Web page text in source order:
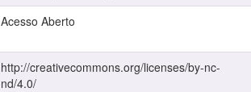
Acesso Aberto
http://creativecommons.org/licenses/by-nc-
nd/4.0/